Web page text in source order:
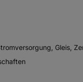
Gleis,